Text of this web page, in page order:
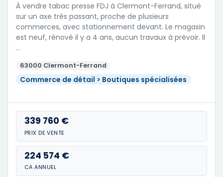
À vendre tabac presse FDJ à Clermont-Ferrand, situé
sur un axe très passant, proche de plusieurs
commerces, avec stationnement devant. Le magasin
est neuf, rénové il y a 4 ans, aucun travaux à prévoir. Il
…
63000 Clermont-Ferrand
Commerce de détail > Boutiques spécialisées
339 760 €
PRIX DE VENTE
224 574 €
CA ANNUEL